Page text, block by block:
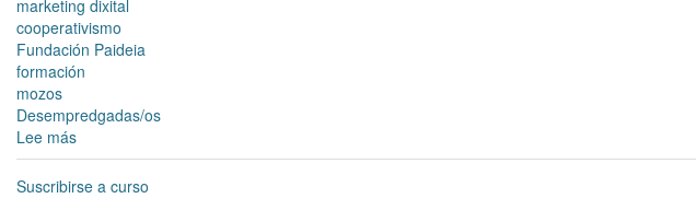
marketing dixital
cooperativismo
Fundación Paideia
formación
mozos
Desempredgadas/os
Lee más
A
mocidade
Suscribirse a curso